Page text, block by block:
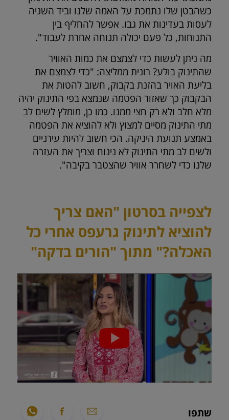
כשהבטן שלו נתמכת על האמה שלנו וביד השניה
לעסות בעדינות את גבו. אפשר להחליף בין
התנוחות, כל פעם יכולה תנוחה אחרת לעבוד".
מה ניתן לעשות כדי לצמצם את כמות האוויר
שהתינוק בולע? רונית ממליצה: "כדי לצמצם את
בליעת האויר בהזנת בקבוק, חשוב להטות את
הבקבוק כך שאזור הפטמה שנמצא בפי התינוק יהיה
מלא חלב ולא רק חצי ממנו. כמו כן, מומלץ לשים לב
מתי התינוק מסיים למצוץ ולא להוציא את הפטמה
באמצע תנועת היניקה. הכי חשוב להיות עירניים
ולשים לב מתי התינוק לא נינוח וצריך את העזרה
שלנו כדי לשחרר אוויר שהצטבר בקיבה".
לצפייה בסרטון "האם צריך
להוציא לתינוק גרעפס אחרי כל
האכלה?" מתוך "הורים בדקה"
שתפו